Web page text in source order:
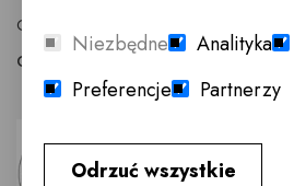
GODZINY OTWARCIA : Poniedziałek -
Odwiedź salon meblowy Warszawa →
Niezbędne Analityka
Preferencje
Partnerzy
Odrzuć wszystkie